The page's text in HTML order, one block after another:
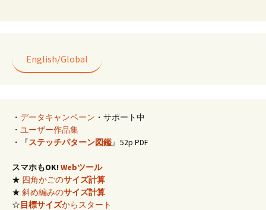
English/Global
・ データキャンペーン ・サポート中
・ ユーザー作品集
・『ステッチパターン図鑑』52p PDF
スマホもOK! Webツール
★ 四角かごのサイズ計算
★ 斜め編みのサイズ計算
☆ 目標サイズからスタート